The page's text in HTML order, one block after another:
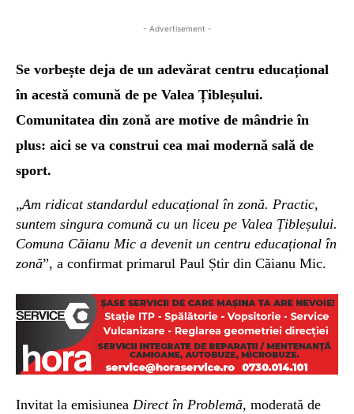
- Advertisement -
Se vorbește deja de un adevărat centru educațional
în acestă comună de pe Valea Țibleșului.
Comunitatea din zonă are motive de mândrie în
plus: aici se va construi cea mai modernă sală de
sport.
„Am ridicat standardul educațional în zonă. Practic,
suntem singura comună cu un liceu pe Valea Țibleșului.
Comuna Căianu Mic a devenit un centru educațional în
zonă”, a confirmat primarul Paul Știr din Căianu Mic.
Invitat la emisiunea Direct în Problemă, moderată de